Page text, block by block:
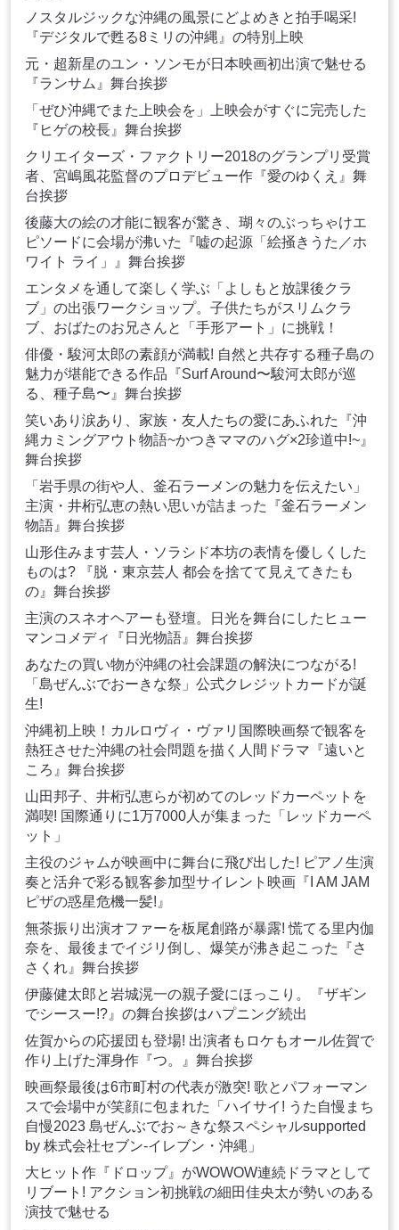
ノスタルジックな沖縄の風景にどよめきと拍手喝采!
『デジタルで甦る8ミリの沖縄』の特別上映
元・超新星のユン・ソンモが日本映画初出演で魅せる
『ランサム』舞台挨拶
「ぜひ沖縄でまた上映会を」上映会がすぐに完売した
『ヒゲの校長』舞台挨拶
クリエイターズ・ファクトリー2018のグランプリ受賞
者、宮嶋風花監督のプロデビュー作『愛のゆくえ』舞
台挨拶
後藤大の絵の才能に観客が驚き、瑚々のぶっちゃけエ
ピソードに会場が沸いた『嘘の起源「絵掻きうた／ホ
ワイト ライ」』舞台挨拶
エンタメを通して楽しく学ぶ「よしもと放課後クラ
ブ」の出張ワークショップ。子供たちがスリムクラ
ブ、おばたのお兄さんと「手形アート」に挑戦！
俳優・駿河太郎の素顔が満載! 自然と共存する種子島の
魅力が堪能できる作品『Surf Around〜駿河太郎が巡
る、種子島〜』舞台挨拶
笑いあり涙あり、家族・友人たちの愛にあふれた『沖
縄カミングアウト物語~かつきママのハグ×2珍道中!~』
舞台挨拶
「岩手県の街や人、釜石ラーメンの魅力を伝えたい」
主演・井桁弘恵の熱い思いが詰まった『釜石ラーメン
物語』舞台挨拶
山形住みます芸人・ソラシド本坊の表情を優しくした
ものは? 『脱・東京芸人 都会を捨てて見えてきたも
の』舞台挨拶
主演のスネオヘアーも登壇。日光を舞台にしたヒュー
マンコメディ『日光物語』舞台挨拶
あなたの買い物が沖縄の社会課題の解決につながる!
「島ぜんぶでおーきな祭」公式クレジットカードが誕
生!
沖縄初上映！カルロヴィ・ヴァリ国際映画祭で観客を
熱狂させた沖縄の社会問題を描く人間ドラマ『遠いと
ころ』舞台挨拶
山田邦子、井桁弘恵らが初めてのレッドカーペットを
満喫! 国際通りに1万7000人が集まった「レッドカーペ
ット」
主役のジャムが映画中に舞台に飛び出した! ピアノ生演
奏と活弁で彩る観客参加型サイレント映画『I AM JAM
ピザの惑星危機一髪!』
無茶振り出演オファーを板尾創路が暴露! 慌てる里内伽
奈を、最後までイジリ倒し、爆笑が沸き起こった『さ
さくれ』舞台挨拶
伊藤健太郎と岩城滉一の親子愛にほっこり。『ザギン
でシースー!?』の舞台挨拶はハプニング続出
佐賀からの応援団も登場! 出演者もロケもオール佐賀で
作り上げた渾身作『つ。』舞台挨拶
映画祭最後は6市町村の代表が激突! 歌とパフォーマン
スで会場中が笑顔に包まれた「ハイサイ! うた自慢まち
自慢2023 島ぜんぶでお～きな祭スペシャルsupported
by 株式会社セブン‐イレブン・沖縄」
大ヒット作『ドロップ』がWOWOW連続ドラマとして
リブート! アクション初挑戦の細田佳央太が勢いのある
演技で魅せる